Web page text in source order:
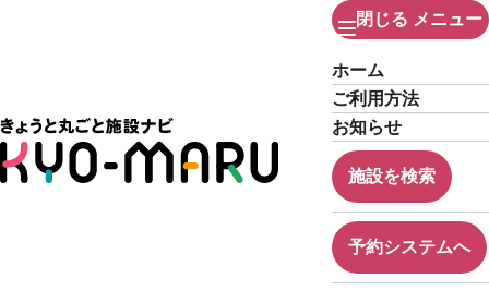
閉じる メニュー
ホーム
ご利用方法
お知らせ
施設を検索
予約システムへ